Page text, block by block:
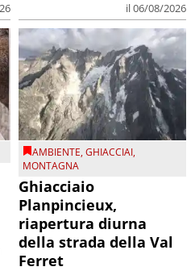
il 06/08/2026
AMBIENTE,GHIACCIAI,
MONTAGNA
Ghiacciaio
Planpincieux,
riapertura diurna
della strada della Val
Ferret